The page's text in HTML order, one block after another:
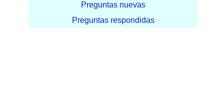
Preguntas nuevas
Preguntas respondidas